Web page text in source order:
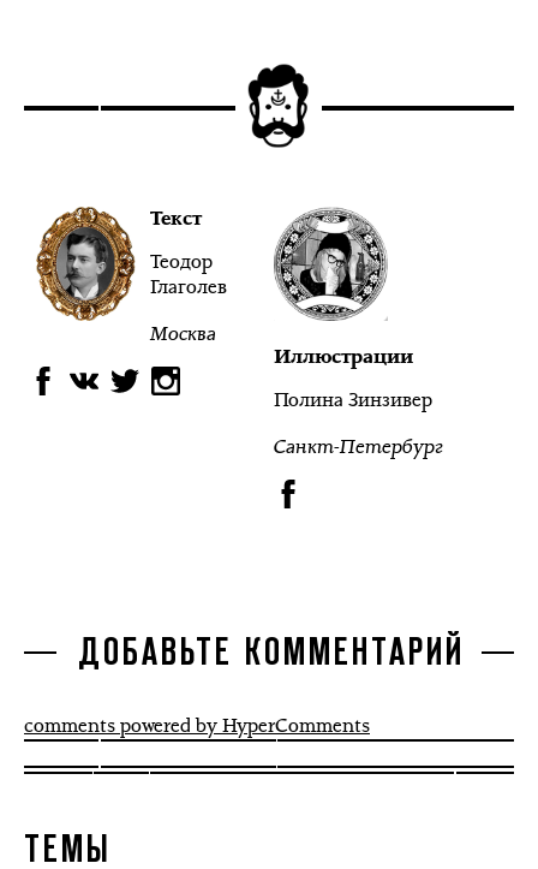
Текст
Теодор
Глаголев
Москва
Иллюстрации
Полина Зинзивер
Санкт-Петербург
ДОБАВЬТЕ КОММЕНТАРИЙ
comments powered by HyperComments
ТЕМЫ